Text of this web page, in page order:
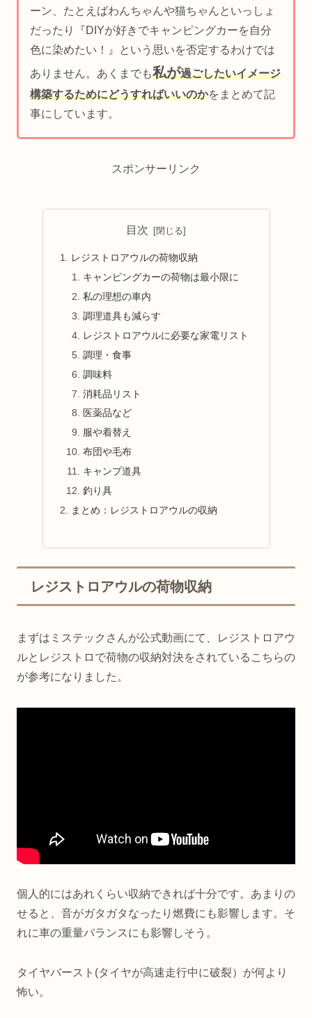
ーン、たとえばわんちゃんや猫ちゃんといっしょ
だったり『DIYが好きでキャンピングカーを自分
色に染めたい！』という思いを否定するわけでは
ありません。あくまでも私が過ごしたいイメージ
構築するためにどうすればいいのかをまとめて記
事にしています。
スポンサーリンク
目次
レジストロアウルの荷物収納
キャンピングカーの荷物は最小限に
私の理想の車内
調理道具も減らす
レジストロアウルに必要な家電リスト
調理・食事
調味料
消耗品リスト
医薬品など
服や着替え
布団や毛布
キャンプ道具
釣り具
まとめ：レジストロアウルの収納
レジストロアウルの荷物収納
まずはミステックさんが公式動画にて、レジストロアウ
ルとレジストロで荷物の収納対決をされているこちらの
が参考になりました。
個人的にはあれくらい収納できれば十分です。あまりの
せると、音がガタガタなったり燃費にも影響します。そ
れに車の重量バランスにも影響しそう。
タイヤバースト(タイヤが高速走行中に破裂）が何より
怖い。